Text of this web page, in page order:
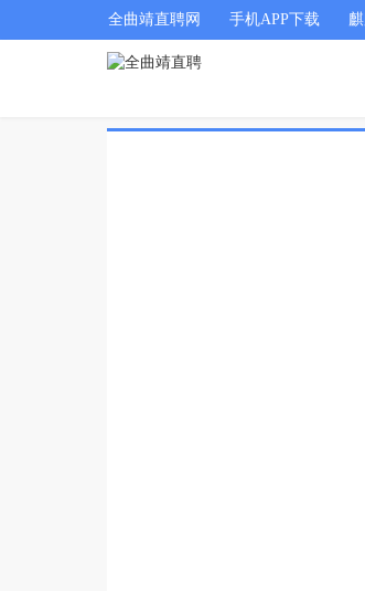
全曲靖直聘网 手机APP下载